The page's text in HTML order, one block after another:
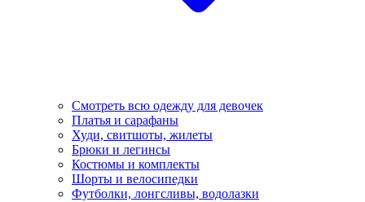
Смотреть всю одежду для девочек
Платья и сарафаны
Худи, свитшоты, жилеты
Брюки и легинсы
Костюмы и комплекты
Шорты и велосипедки
Футболки, лонгсливы, водолазки